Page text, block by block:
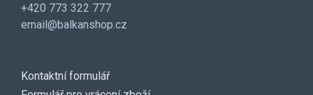
+420 773 322 777
email@balkanshop.cz
Kontaktní formulář